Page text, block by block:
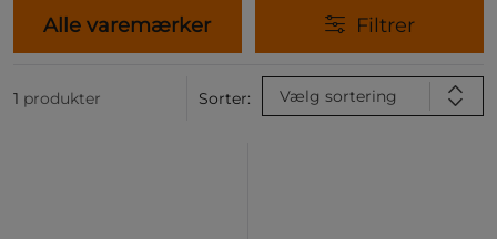
Alle varemærker Filtrer
1 produkter Sorter: Vælg sortering